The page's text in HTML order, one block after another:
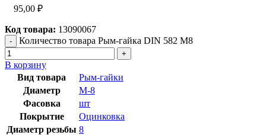
95,00 ₽
Код товара: 13090067
Количество товара Рым-гайка DIN 582 М8
В корзину
Вид товара
Рым-гайки
Диаметр
М-8
Фасовка
шт
Покрытие
Оцинковка
Диаметр резьбы 8